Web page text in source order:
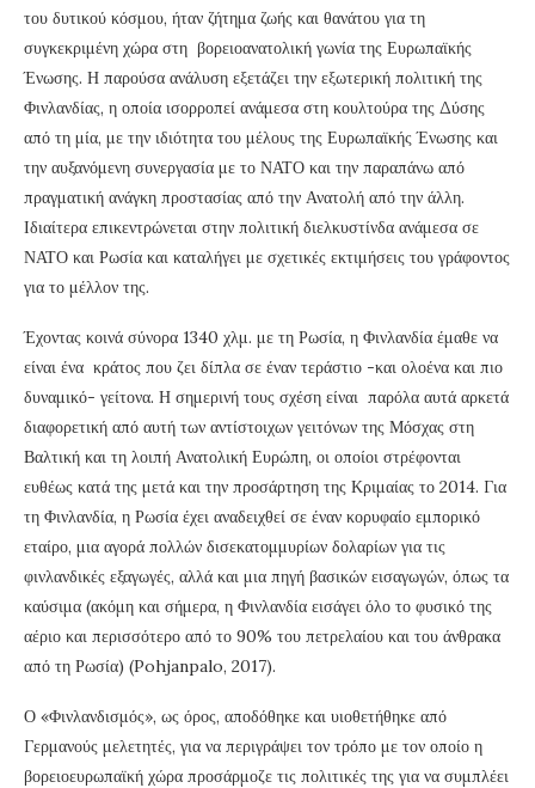
του δυτικού κόσμου, ήταν ζήτημα ζωής και θανάτου για τη
συγκεκριμένη χώρα στη βορειοανατολική γωνία της Ευρωπαϊκής
Ένωσης. Η παρούσα ανάλυση εξετάζει την εξωτερική πολιτική της
Φινλανδίας, η οποία ισορροπεί ανάμεσα στη κουλτούρα της Δύσης
από τη μία, με την ιδιότητα του μέλους της Ευρωπαϊκής Ένωσης και
την αυξανόμενη συνεργασία με το ΝΑΤΟ και την παραπάνω από
πραγματική ανάγκη προστασίας από την Ανατολή από την άλλη.
Ιδιαίτερα επικεντρώνεται στην πολιτική διελκυστίνδα ανάμεσα σε
ΝΑΤΟ και Ρωσία και καταλήγει με σχετικές εκτιμήσεις του γράφοντος
για το μέλλον της.
Έχοντας κοινά σύνορα 1340 χλμ. με τη Ρωσία, η Φινλανδία έμαθε να
είναι ένα κράτος που ζει δίπλα σε έναν τεράστιο -και ολοένα και πιο
δυναμικό- γείτονα. Η σημερινή τους σχέση είναι παρόλα αυτά αρκετά
διαφορετική από αυτή των αντίστοιχων γειτόνων της Μόσχας στη
Βαλτική και τη λοιπή Ανατολική Ευρώπη, οι οποίοι στρέφονται
ευθέως κατά της μετά και την προσάρτηση της Κριμαίας το 2014. Για
τη Φινλανδία, η Ρωσία έχει αναδειχθεί σε έναν κορυφαίο εμπορικό
εταίρο, μια αγορά πολλών δισεκατομμυρίων δολαρίων για τις
φινλανδικές εξαγωγές, αλλά και μια πηγή βασικών εισαγωγών, όπως τα
καύσιμα (ακόμη και σήμερα, η Φινλανδία εισάγει όλο το φυσικό της
αέριο και περισσότερο από το 90% του πετρελαίου και του άνθρακα
από τη Ρωσία) (Pohjanpalo, 2017).
Ο «Φινλανδισμός», ως όρος, αποδόθηκε και υιοθετήθηκε από
Γερμανούς μελετητές, για να περιγράψει τον τρόπο με τον οποίο η
βορειοευρωπαϊκή χώρα προσάρμοζε τις πολιτικές της για να συμπλέει